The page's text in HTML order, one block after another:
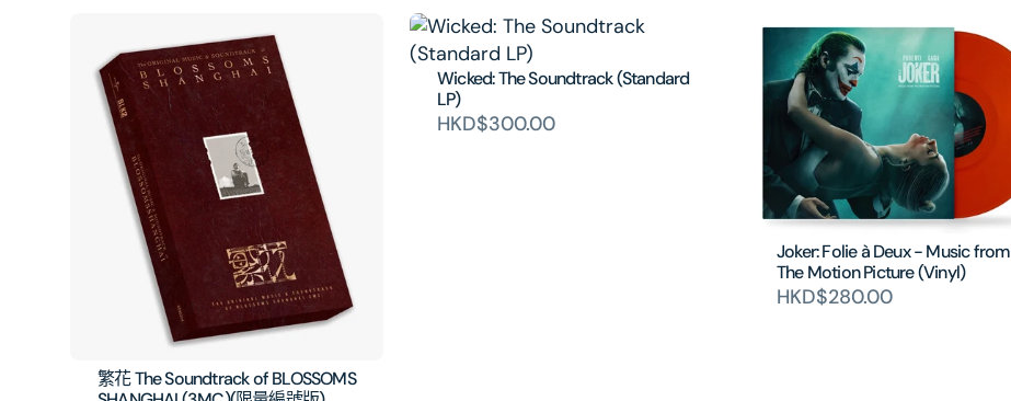
繁花 The Soundtrack of BLOSSOMS
Wicked: The Soundtrack (Standard
LP)
HKD$300.00
Joker: Folie à Deux - Music from
The Motion Picture (Vinyl)
HKD$280.00